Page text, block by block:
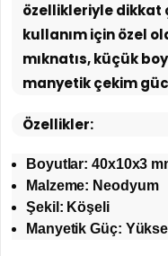
özellikleriyle dikkat
kullanım için özel
mıknatıs, küçük
manyetik çekim
Özellikler:
Boyutlar: 40x10x3
Malzeme: Neodyum
Şekil: Köşeli
Manyetik Güç: